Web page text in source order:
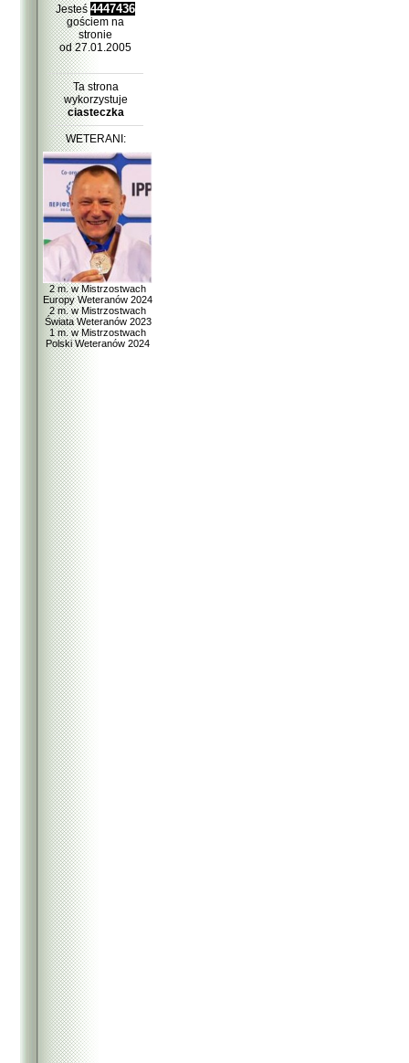
Jesteś4447436
gościem na
stronie
od 27.01.2005
Ta strona
wykorzystuje
ciasteczka
WETERANI:
2 m. w Mistrzostwach
Europy Weteranów 2024
2 m. w Mistrzostwach
Świata Weteranów 2023
1 m. w Mistrzostwach
Polski Weteranów 2024